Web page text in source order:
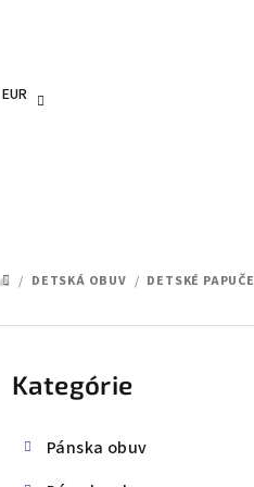
EUR
DOMOV
/ DETSKÁ OBUV / DETSKÉ PAPUČE
Preskočiť
kategórie
Kategórie
Pánska obuv